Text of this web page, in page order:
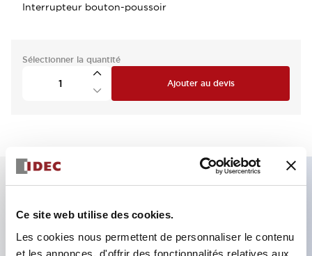
Ce site web utilise des cookies.
Les cookies nous permettent de personnaliser le contenu
et les annonces, d'offrir des fonctionnalités relatives aux
Interrupteur bouton-poussoir
Sélectionner la quantité
Ajouter au devis
Fixation par regroupement possible